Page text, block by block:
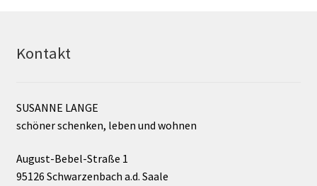
Kontakt
SUSANNE LANGE
schöner schenken, leben und wohnen
August-Bebel-Straße 1
95126 Schwarzenbach a.d. Saale